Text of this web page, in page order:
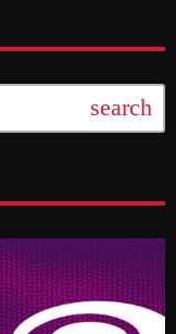
search